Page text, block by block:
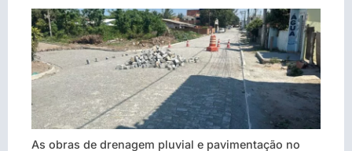
As obras de drenagem pluvial e pavimentação no